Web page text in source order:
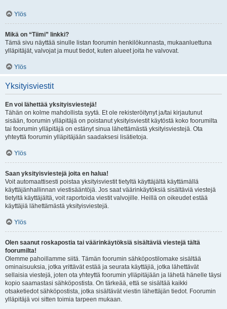
Ylös
Mikä on “Tiimi” linkki?
Tämä sivu näyttää sinulle listan foorumin henkilökunnasta, mukaanluettuna
ylläpitäjät, valvojat ja muut tiedot, kuten alueet joita he valvovat.
Ylös
Yksityisviestit
En voi lähettää yksityisviestejä!
Tähän on kolme mahdollista syytä. Et ole rekisteröitynyt ja/tai kirjautunut
sisään, foorumin ylläpitäjä on poistanut yksityisviestit käytöstä koko foorumilta
tai foorumin ylläpitäjä on estänyt sinua lähettämästä yksityisviestejä. Ota
yhteyttä foorumin ylläpitäjään saadaksesi lisätietoja.
Ylös
Saan yksityisviestejä joita en halua!
Voit automaattisesti poistaa yksityisviestit tietyltä käyttäjältä käyttämällä
käyttäjänhallinnan viestisääntöjä. Jos saat väärinkäytöksiä sisältäviä viestejä
tietyltä käyttäjältä, voit raportoida viestit valvojille. Heillä on oikeudet estää
käyttäjiä lähettämästä yksityisviestejä.
Ylös
Olen saanut roskapostia tai väärinkäytöksiä sisältäviä viestejä tältä
foorumilta!
Olemme pahoillamme siitä. Tämän foorumin sähköpostilomake sisältää
ominaisuuksia, jotka yrittävät estää ja seurata käyttäjiä, jotka lähettävät
sellaisia viestejä, joten ota yhteyttä foorumin ylläpitäjään ja lähetä hänelle täysi
kopio saamastasi sähköpostista. On tärkeää, että se sisältää kaikki
otsaketiedot sähköpostista, jotka sisältävät viestin lähettäjän tiedot. Foorumin
ylläpitäjä voi sitten toimia tarpeen mukaan.